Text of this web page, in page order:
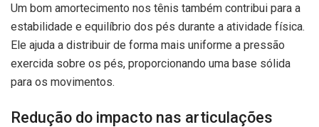
Um bom amortecimento nos tênis também contribui para a
estabilidade e equilíbrio dos pés durante a atividade física.
Ele ajuda a distribuir de forma mais uniforme a pressão
exercida sobre os pés, proporcionando uma base sólida
para os movimentos.
Redução do impacto nas articulações